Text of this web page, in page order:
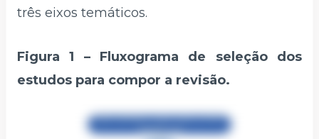
três eixos temáticos.
Figura 1 – Fluxograma de seleção dos
estudos para compor a revisão.